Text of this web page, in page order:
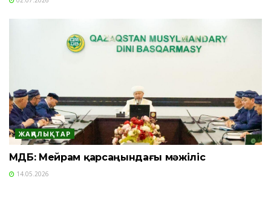
ЖАҢАЛЫҚТАР
ҚМДБ: Мейрам қарсаңындағы мәжіліс
14.05.2026